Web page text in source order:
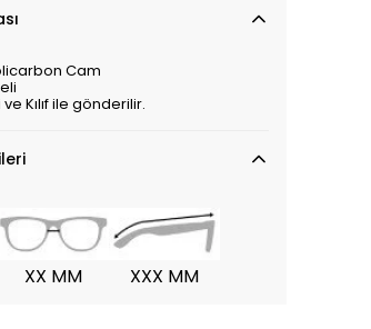
Cam
Kılıf ile gönderilir.
XX MM XXX MM